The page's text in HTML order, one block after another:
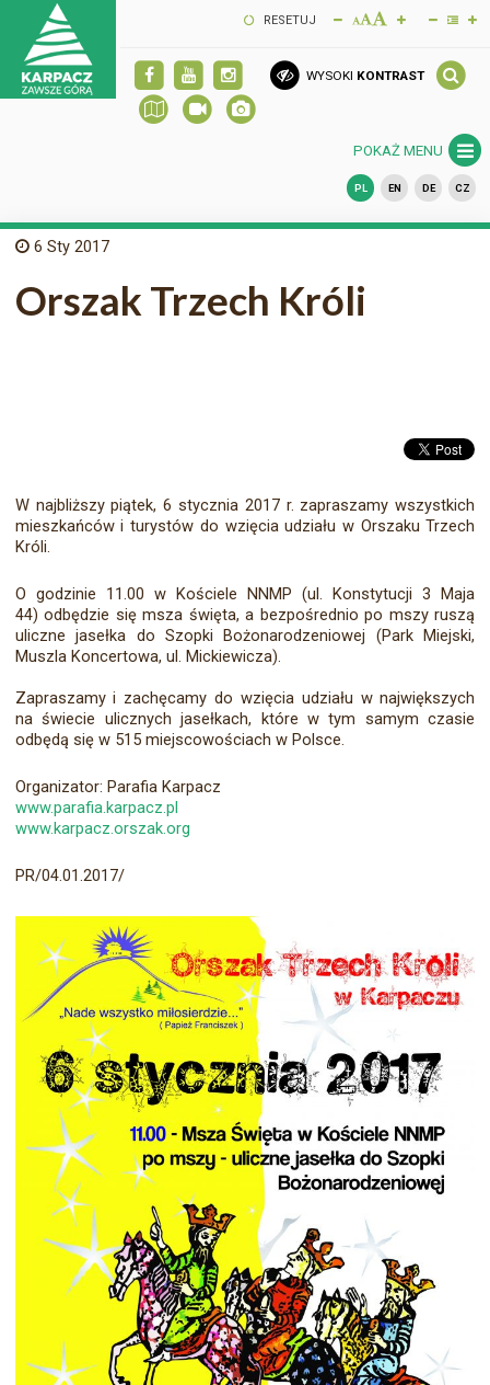
RESETUJ
WYSOKI KONTRAST
POKAŻ MENU
PL EN DE CZ
6 Sty 2017
Orszak Trzech Króli
W najbliższy piątek, 6 stycznia 2017 r. zapraszamy wszystkich
mieszkańców i turystów do wzięcia udziału w Orszaku Trzech
Króli.
O godzinie 11.00 w Kościele NNMP (ul. Konstytucji 3 Maja
44) odbędzie się msza święta, a bezpośrednio po mszy ruszą
uliczne jasełka do Szopki Bożonarodzeniowej (Park Miejski,
Muszla Koncertowa, ul. Mickiewicza).
Zapraszamy i zachęcamy do wzięcia udziału w największych
na świecie ulicznych jasełkach, które w tym samym czasie
odbędą się w 515 miejscowościach w Polsce.
Organizator: Parafia Karpacz
www.parafia.karpacz.pl
www.karpacz.orszak.org
PR/04.01.2017/